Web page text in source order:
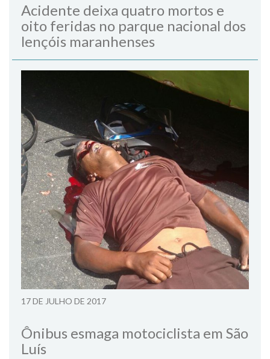
Acidente deixa quatro mortos e
oito feridas no parque nacional dos
lençóis maranhenses
17 DE JULHO DE 2017
Ônibus esmaga motociclista em São
Luís